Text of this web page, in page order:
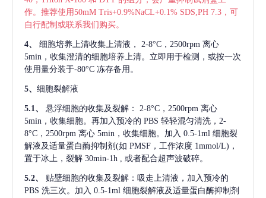
作。推荐使用50mM Tris+0.9%NaCL+0.1% SDS,PH 7.3，可
自行配制或联系我们购买。
4、 细胞培养上清收集上清液，
2-8°C，2500rpm 离心
5min，收集澄清的细胞培养上清。立即用于检测，或按一次
使用量分装于-80°C 冻存备用。
5、 细胞裂解液
5.1、 悬浮细胞的收集及裂解：
2-8°C，2500rpm 离心
5min，收集细胞。再加入预冷的 PBS 轻轻混匀清洗，2-
8°C，2500rpm 离心 5min，收集细胞。加入 0.5-1ml 细胞裂
解液及适量蛋白酶抑制剂(如 PMSF，工作浓度 1mmol/L)，
置于冰上，裂解 30min-1h , 或者配合超声波破碎。
5.2、
贴壁细胞的收集及裂解：吸走上清液，加入预冷的
PBS 洗三次。加入 0.5-1ml 细胞裂解液及适量蛋白酶抑制剂